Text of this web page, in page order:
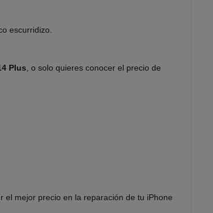
escurridizo.
Plus , o solo quieres conocer el precio de
el mejor precio en la reparación de tu iPhone